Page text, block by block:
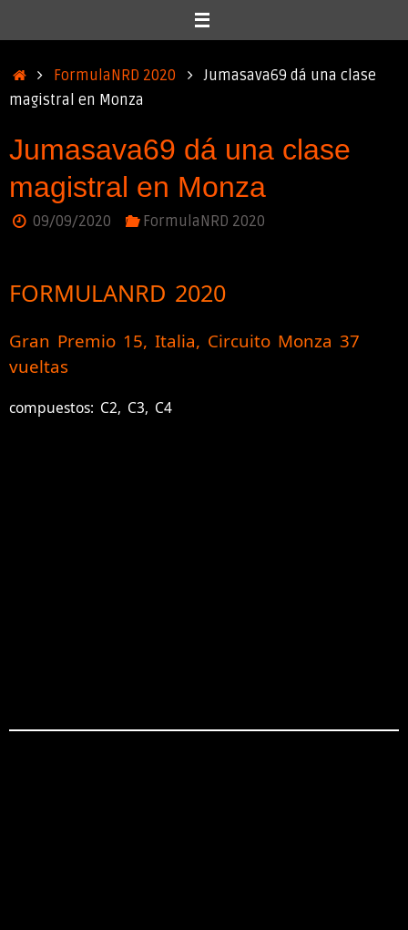
InicioFormulaNRD 2020
Jumasava69 dá una clase
magistral en Monza
Jumasava69 dá una clase
magistral en Monza
09/09/2020 FormulaNRD 2020
FORMULANRD 2020
Gran Premio 15, Italia, Circuito Monza 37
vueltas
compuestos: C2, C3, C4